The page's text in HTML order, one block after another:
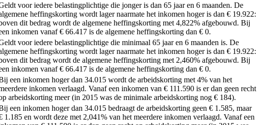
voor iedere belastingplichtige die jonger is dan 65 jaar en 6 maanden. De
heffingskorting wordt lager naarmate het inkomen hoger is dan € 19.922:
dit bedrag wordt de algemene heffingskorting met 4,822% afgebouwd. Bij
inkomen vanaf € 66.417 is de algemene heffingskorting dan € 0.
voor iedere belastingplichtige die minimaal 65 jaar en 6 maanden is. De
heffingskorting wordt lager naarmate het inkomen hoger is dan € 19.922:
dit bedrag wordt de algemene heffingskorting met 2,460% afgebouwd. Bij
inkomen vanaf € 66.417 is de algemene heffingskorting dan € 0.
een inkomen hoger dan 34.015 wordt de arbeidskorting met 4% van het
inkomen verlaagd. Vanaf een inkomen van € 111.590 is er dan geen recht
arbeidskorting meer (in 2015 was de minimale arbeidskorting nog € 184).
een inkomen hoger dan 34.015 bedraagt de arbeidskorting geen € 1.585, maar
1.185 en wordt deze met 2,041% van het meerdere inkomen verlaagd. Vanaf een